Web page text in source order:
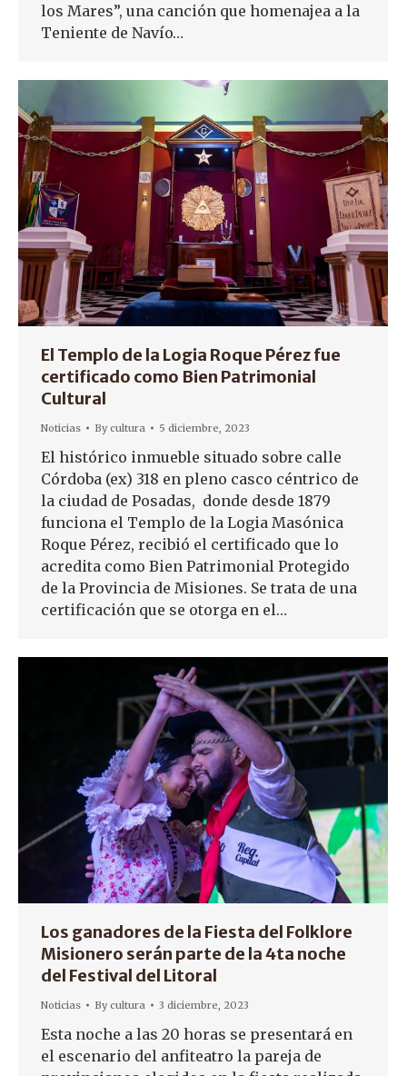
los Mares”, una canción que homenajea a la
Teniente de Navío…
El Templo de la Logia Roque Pérez fue
certificado como Bien Patrimonial
Cultural
Noticias Bycultura 5 diciembre, 2023
El histórico inmueble situado sobre calle
Córdoba (ex) 318 en pleno casco céntrico de
la ciudad de Posadas, donde desde 1879
funciona el Templo de la Logia Masónica
Roque Pérez, recibió el certificado que lo
acredita como Bien Patrimonial Protegido
de la Provincia de Misiones. Se trata de una
certificación que se otorga en el…
Los ganadores de la Fiesta del Folklore
Misionero serán parte de la 4ta noche
del Festival del Litoral
Noticias Bycultura 3 diciembre, 2023
Esta noche a las 20 horas se presentará en
el escenario del anfiteatro la pareja de